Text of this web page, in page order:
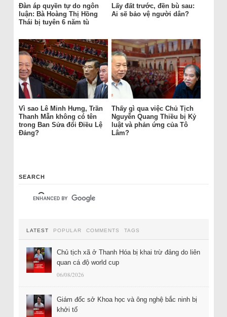
Đàn áp quyền tự do ngôn
luận: Bà Hoàng Thị Hồng
Thái bị tuyên 6 năm tù
Lấy đất trước, đền bù sau:
Ai sẽ bảo vệ người dân?
Vì sao Lê Minh Hưng, Trần
Thanh Mẫn không có tên
trong Ban Sửa đổi Điều Lệ
Đảng?
Thấy gì qua việc Chủ Tịch
Nguyễn Quang Thiều bị Kỷ
luật và phản ứng của Tô
Lâm?
SEARCH
LATEST POPULAR COMMENTS TAGS
Chủ tịch xã ở Thanh Hóa bị khai trừ đảng do liên
quan cá độ world cup
06/08/2026
Giám đốc sở Khoa học và ông nghệ bắc ninh bị
khởi tố